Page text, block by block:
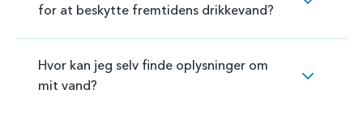
for at beskytte fremtidens drikkevand?
Hvor kan jeg selv finde oplysninger om
mit vand?